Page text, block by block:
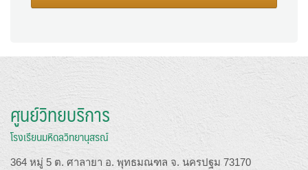
ศูนย์วิทยบริการ
โรงเรียนมหิดลวิทยานุสรณ์
364 หมู่ 5 ต. ศาลายา อ. พุทธมณฑล จ. นครปฐม 73170